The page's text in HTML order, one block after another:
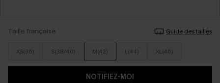
Taille française Guide des tailles
XS(36) S(38/40) M(42) L(44) XL(46)
NOTIFIEZ-MOI